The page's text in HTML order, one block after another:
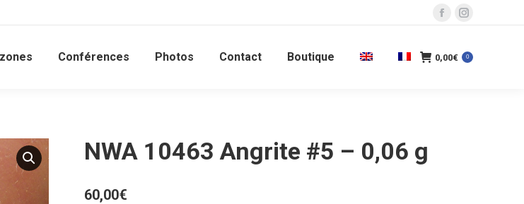
La
Facebook
La
Instagram
Conférences Photos Contact Boutique 0,00€ 0
NWA 10463 Angrite #5 – 0,06 g
60,00€